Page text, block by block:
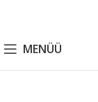
MENÜÜ